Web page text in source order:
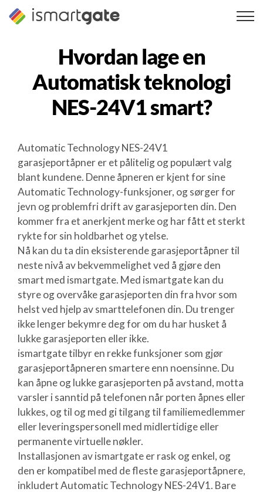
Hopp
Hvordan lage en
Automatisk teknologi
NES-24V1smart?
Automatic Technology NES-24V1
garasjeportåpner er et pålitelig og populært valg
blant kundene. Denne åpneren er kjent for sine
Automatic Technology-funksjoner, og sørger for
jevn og problemfri drift av garasjeporten din. Den
kommer fra et anerkjent merke og har fått et sterkt
rykte for sin holdbarhet og ytelse.
Nå kan du ta din eksisterende garasjeportåpner til
neste nivå av bekvemmelighet ved å gjøre den
smart med ismartgate. Med ismartgate kan du
styre og overvåke garasjeporten din fra hvor som
helst ved hjelp av smarttelefonen din. Du trenger
ikke lenger bekymre deg for om du har husket å
lukke garasjeporten eller ikke.
ismartgate tilbyr en rekke funksjoner som gjør
garasjeportåpneren smartere enn noensinne. Du
kan åpne og lukke garasjeporten på avstand, motta
varsler i sanntid på telefonen når porten åpnes eller
lukkes, og til og med gi tilgang til familiemedlemmer
eller leveringspersonell med midlertidige eller
permanente virtuelle nøkler.
Installasjonen av ismartgate er rask og enkel, og
den er kompatibel med de fleste garasjeportåpnere,
inkludert Automatic Technology NES-24V1. Bare